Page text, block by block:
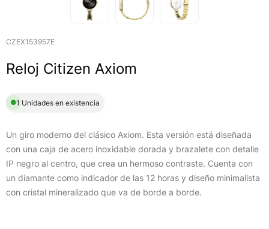
CZEX153957E
Reloj Citizen Axiom
1 Unidades en existencia
Un giro moderno del clásico Axiom. Esta versión está diseñada
con una caja de acero inoxidable dorada y brazalete con detalle
IP negro al centro, que crea un hermoso contraste. Cuenta con
un diamante como indicador de las 12 horas y diseño minimalista
con cristal mineralizado que va de borde a borde.